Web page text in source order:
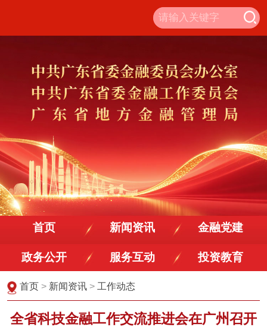
首页 新闻资讯 金融党建
政务公开 服务互动 投资教育
首页 > 新闻资讯 > 工作动态
全省科技金融工作交流推进会在广州召开